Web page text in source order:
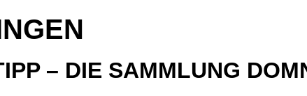
– DIE SAMMLUNG